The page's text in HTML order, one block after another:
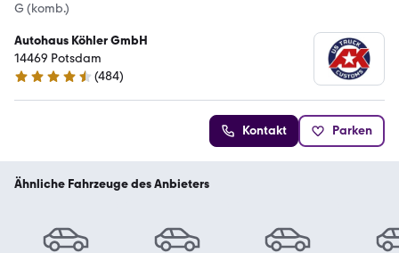
G (komb.)
Autohaus Köhler GmbH
14469 Potsdam
4.7 Sterne
(484)
Kontakt Parken
Ähnliche Fahrzeuge des Anbieters